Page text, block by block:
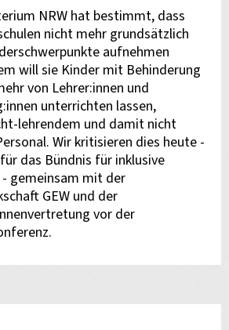
NRW hat bestimmt, dass
nicht mehr grundsätzlich
aufnehmen
will sie Kinder mit Behinderung
von Lehrer:innen und
unterrichten lassen,
lehrendem und damit nicht
Wir kritisieren dies heute -
das Bündnis für inklusive
- gemeinsam mit der
GEW und der
vor der